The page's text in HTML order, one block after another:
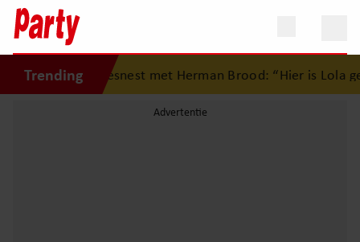
Trending
op eerste liefdesnest met Herman Brood: “Hier is Lola